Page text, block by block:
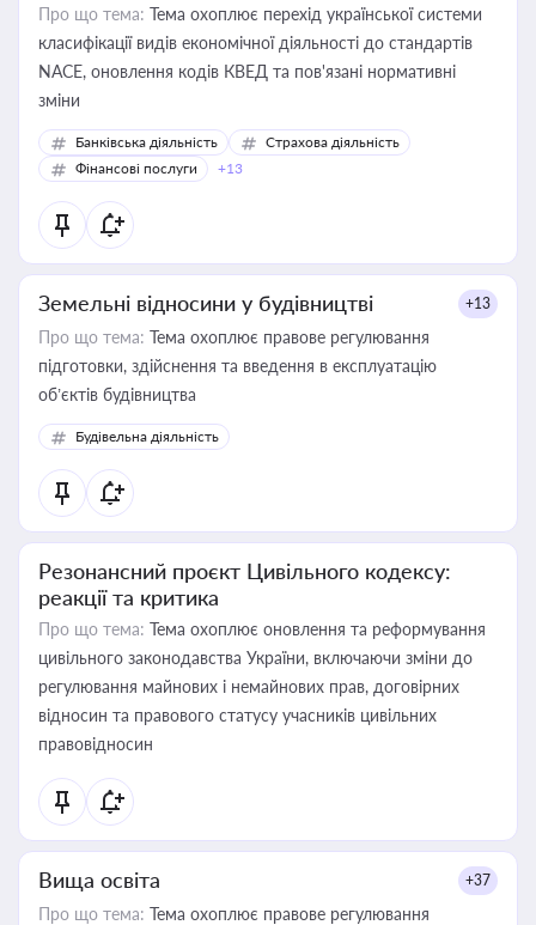
Про що тема: Тема охоплює перехід української системи
класифікації видів економічної діяльності до стандартів
NACE, оновлення кодів КВЕД та пов'язані нормативні
зміни
Банківська діяльність
Страхова діяльність
Фінансові послуги
+13
Земельні відносини у будівництві +13
Про що тема: Тема охоплює правове регулювання
підготовки, здійснення та введення в експлуатацію
об’єктів будівництва
Будівельна діяльність
Резонансний проєкт Цивільного кодексу:
реакції та критика
Про що тема: Тема охоплює оновлення та реформування
цивільного законодавства України, включаючи зміни до
регулювання майнових і немайнових прав, договірних
відносин та правового статусу учасників цивільних
правовідносин
Вища освіта +37
Про що тема: Тема охоплює правове регулювання